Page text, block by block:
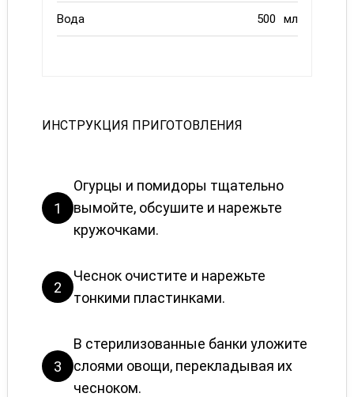
Вода 500 мл
ИНСТРУКЦИЯ ПРИГОТОВЛЕНИЯ
1
Огурцы и помидоры тщательно
вымойте, обсушите и нарежьте
кружочками.
2
Чеснок очистите и нарежьте
тонкими пластинками.
3
В стерилизованные банки уложите
слоями овощи, перекладывая их
чесноком.